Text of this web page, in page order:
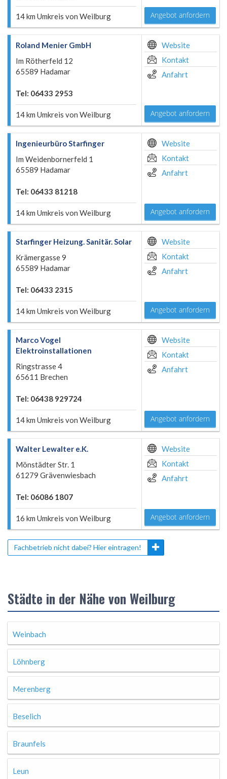
14 km Umkreis von Weilburg Angebot anfordern
Roland Menier GmbH
Im Rötherfeld 12
65589 Hadamar
Tel: 06433 2953
14 km Umkreis von Weilburg
Website
Kontakt
Anfahrt
Angebot anfordern
Ingenieurbüro Starfinger
Im Weidenbornerfeld 1
65589 Hadamar
Tel: 06433 81218
14 km Umkreis von Weilburg
Website
Kontakt
Anfahrt
Angebot anfordern
Starfinger Heizung. Sanitär. Solar
Krämergasse 9
65589 Hadamar
Tel: 06433 2315
14 km Umkreis von Weilburg
Website
Kontakt
Anfahrt
Angebot anfordern
Marco Vogel
Elektroinstallationen
Ringstrasse 4
65611 Brechen
Tel: 06438 929724
14 km Umkreis von Weilburg
Website
Kontakt
Anfahrt
Angebot anfordern
Walter Lewalter e.K.
Mönstädter Str. 1
61279 Grävenwiesbach
Tel: 06086 1807
16 km Umkreis von Weilburg
Website
Kontakt
Anfahrt
Angebot anfordern
Fachbetrieb nicht dabei? Hier eintragen!
Städte in der Nähe von Weilburg
Weinbach
Löhnberg
Merenberg
Beselich
Braunfels
Leun